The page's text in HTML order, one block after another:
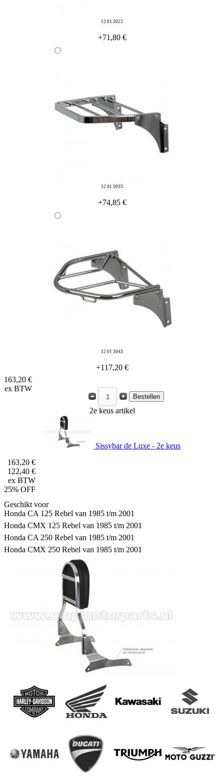
12 01 3022
+71,80 €
12 01 3033
+74,85 €
12 01 3043
+117,20 €
163,20 €
ex BTW
2e keus artikel
Sissybar de Luxe - 2e keus
163,20 €
122,40 €
ex BTW
25% OFF
Geschikt voor
Honda CA 125 Rebel van 1985 t/m 2001
Honda CMX 125 Rebel van 1985 t/m 2001
Honda CA 250 Rebel van 1985 t/m 2001
Honda CMX 250 Rebel van 1985 t/m 2001